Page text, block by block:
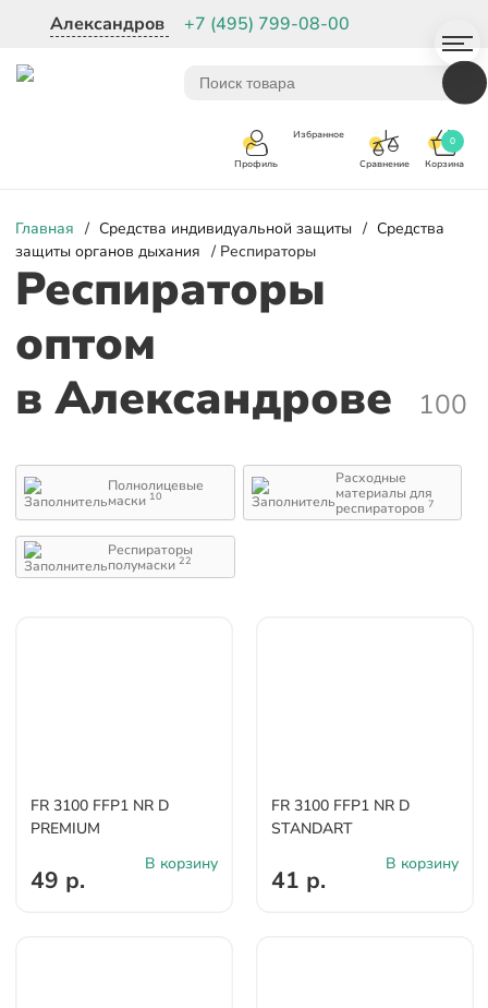
Александров +7 (495) 799-08-00
Профиль
Избранное
Сравнение Корзина
0
Главная / Средства индивидуальной защиты / Средства
защиты органов дыхания / Респираторы
Респираторы
оптом
в Александрове
100
Полнолицевые
маски 10
Расходные
материалы для
респираторов 7
Респираторы
полумаски 22
FR 3100 FFP1 NR D
PREMIUM
49 р.
В корзину
FR 3100 FFP1 NR D
STANDART
41 р.
В корзину